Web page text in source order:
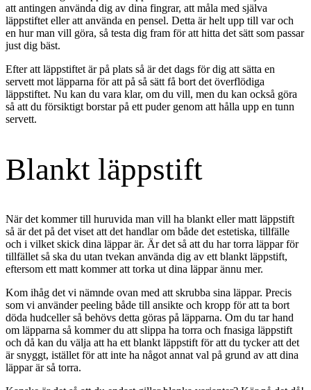
att antingen använda dig av dina fingrar, att måla med själva
läppstiftet eller att använda en pensel. Detta är helt upp till var och
en hur man vill göra, så testa dig fram för att hitta det sätt som passar
just dig bäst.
Efter att läppstiftet är på plats så är det dags för dig att sätta en
servett mot läpparna för att på så sätt få bort det överflödiga
läppstiftet. Nu kan du vara klar, om du vill, men du kan också göra
så att du försiktigt borstar på ett puder genom att hålla upp en tunn
servett.
Blankt läppstift
När det kommer till huruvida man vill ha blankt eller matt läppstift
så är det på det viset att det handlar om både det estetiska, tillfälle
och i vilket skick dina läppar är. Är det så att du har torra läppar för
tillfället så ska du utan tvekan använda dig av ett blankt läppstift,
eftersom ett matt kommer att torka ut dina läppar ännu mer.
Kom ihåg det vi nämnde ovan med att skrubba sina läppar. Precis
som vi använder peeling både till ansikte och kropp för att ta bort
döda hudceller så behövs detta göras på läpparna. Om du tar hand
om läpparna så kommer du att slippa ha torra och fnasiga läppstift
och då kan du välja att ha ett blankt läppstift för att du tycker att det
är snyggt, istället för att inte ha något annat val på grund av att dina
läppar är så torra.